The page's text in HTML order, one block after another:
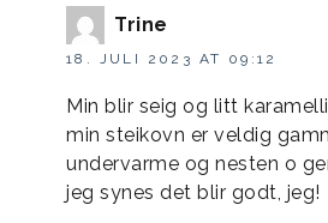
Trine
18. JULI 2023 AT 09:12
Min blir seig og litt
min steikovn er veldig
undervarme og nesten o
jeg synes det blir godt, jeg!